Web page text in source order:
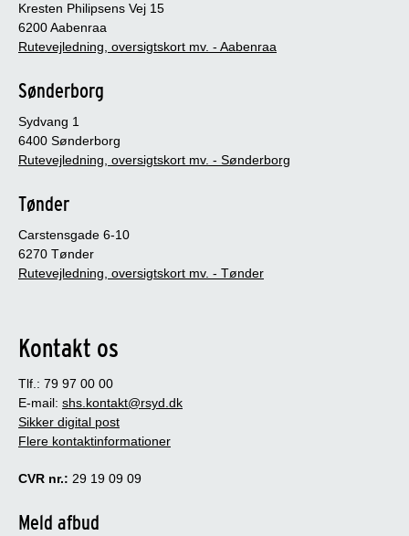
Kresten Philipsens Vej 15
6200 Aabenraa
Rutevejledning, oversigtskort mv. - Aabenraa
Sønderborg
Sydvang 1
6400 Sønderborg
Rutevejledning, oversigtskort mv. - Sønderborg
Tønder
Carstensgade 6-10
6270 Tønder
Rutevejledning, oversigtskort mv. - Tønder
Kontakt os
Tlf.: 79 97 00 00
E-mail: shs.kontakt@rsyd.dk
Sikker digital post
Flere kontaktinformationer
CVR nr.: 29 19 09 09
Meld afbud